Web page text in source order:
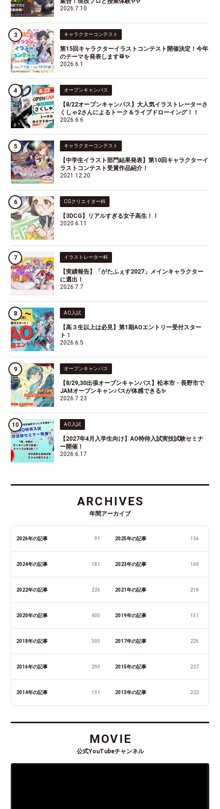
2026.7.10
キャラクターコンテスト
第15回キャラクターイラストコンテスト開催決定！今年
のテーマを発表します🥁✨
2026.6.1
オープンキャンパス
【8/22オープンキャンパス】大人気イラストレーターさ
くしゃ2さんによるトーク＆ライブドローイング！！
2026.6.6
キャラクターコンテスト
【中学生イラスト部門結果発表】第10回キャラクターイ
ラストコンテスト受賞作品紹介！
2021.12.20
CGクリエイター科
【3DCG】リアルすぎる女子高生！！
2020.6.11
イラストレーター科
【実績報告】「がたふぇす2027」メインキャラクター
に選出！
2026.7.7
AO入試
【高３生以上は必見】第1期AOエントリー受付スター
ト！
2026.6.5
オープンキャンパス
【8/29,30出張オープンキャンパス】松本市・長野市で
JAMオープンキャンパスが体感できる✨
2026.7.23
AO入試
【2027年4月入学生向け】AO特待入試実技試験セミナ
ー開催！
2026.6.17
ARCHIVES
年間アーカイブ
2026年の記事 91 2025年の記事 136
2024年の記事 181 2023年の記事 160
2022年の記事 226 2021年の記事 218
2020年の記事 405 2019年の記事 151
2018年の記事 305 2017年の記事 226
2016年の記事 290 2015年の記事 227
2014年の記事 191 2013年の記事 222
MOVIE
公式YouTubeチャンネル